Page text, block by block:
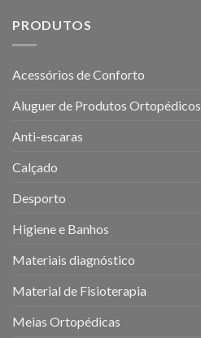
PRODUTOS
Acessórios de Conforto
Aluguer de Produtos Ortopédicos
Anti-escaras
Calçado
Desporto
Higiene e Banhos
Materiais diagnóstico
Material de Fisioterapia
Meias Ortopédicas